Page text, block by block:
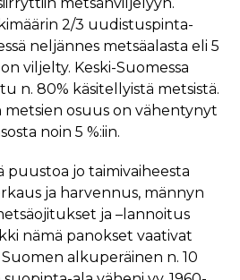
2/3 uudistuspinta-
neljännes metsäalasta eli 5
viljelty. Keski-Suomessa
n. 80% käsitellyistä metsistä.
osuus on vähentynyt
noin 5 %:iin.
puustoa jo taimivaiheesta
ja harvennus, männyn
ja –lannoitus
nämä panokset vaativat
alkuperäinen n. 10